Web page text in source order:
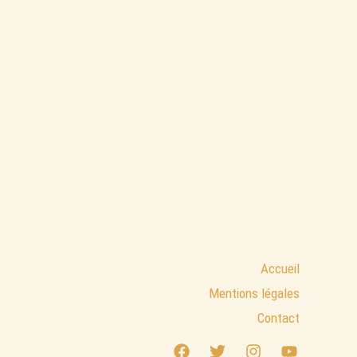
Accueil
Mentions légales
Contact